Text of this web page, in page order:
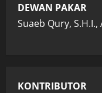
DEWAN PAKAR
Suaeb Qury,
KONTRIBUTOR